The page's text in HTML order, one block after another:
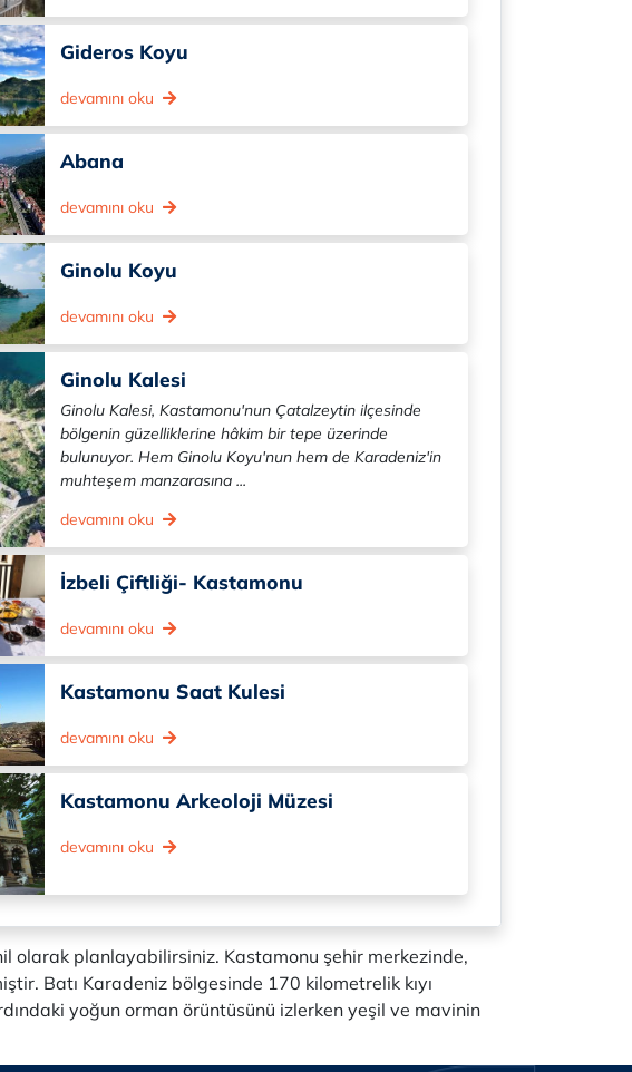
Gideros Koyu
devamını oku
Abana
devamını oku
Ginolu Koyu
devamını oku
Ginolu Kalesi
Ginolu Kalesi, Kastamonu'nun Çatalzeytin ilçesinde
bölgenin güzelliklerine hâkim bir tepe üzerinde
bulunuyor. Hem Ginolu Koyu'nun hem de Karadeniz'in
muhteşem manzarasına ...
devamını oku
İzbeli Çiftliği- Kastamonu
devamını oku
Kastamonu Saat Kulesi
devamını oku
Kastamonu Arkeoloji Müzesi
devamını oku
olarak planlayabilirsiniz. Kastamonu şehir merkezinde,
Batı Karadeniz bölgesinde 170 kilometrelik kıyı
yoğun orman örüntüsünü izlerken yeşil ve mavinin